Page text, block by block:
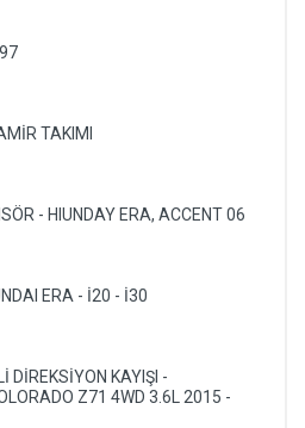
TAKIMI
- HIUNDAY ERA, ACCENT 06
ERA - İ20 - İ30
DİREKSİYON KAYIŞI -
Z71 4WD 3.6L 2015 -